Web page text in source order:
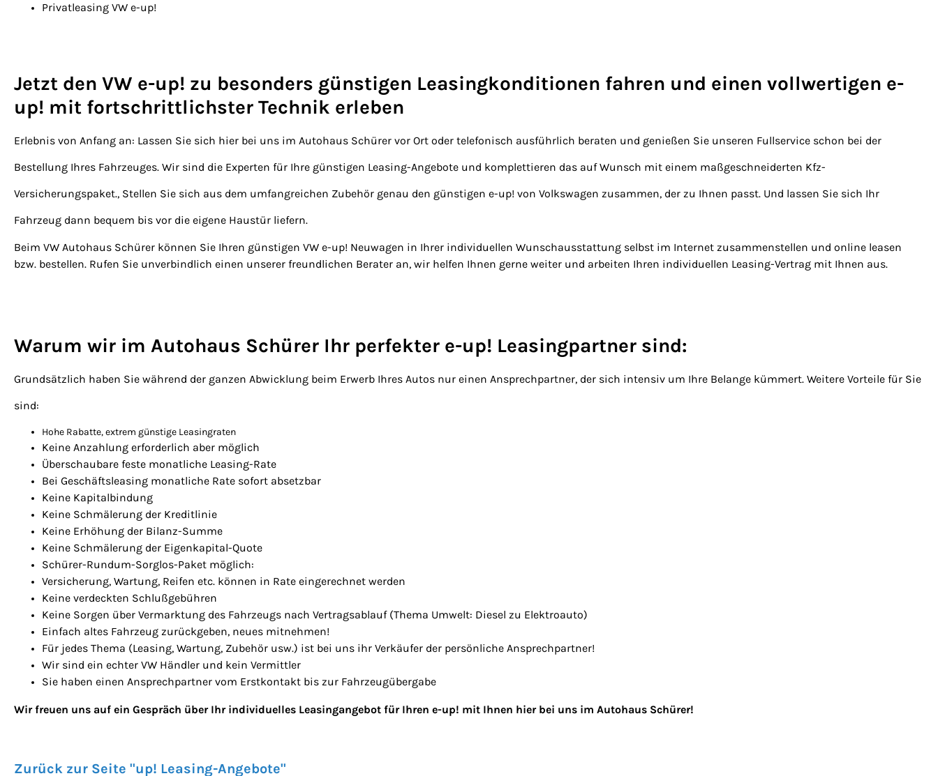
Privatleasing VW e-up!
Jetzt den VW e-up! zu besonders günstigen Leasingkonditionen fahren und einen vollwertigen e-
up! mit fortschrittlichster Technik erleben
Erlebnis von Anfang an: Lassen Sie sich hier bei uns im Autohaus Schürer vor Ort oder telefonisch ausführlich beraten und genießen Sie unseren Fullservice schon bei der
Bestellung Ihres Fahrzeuges. Wir sind die Experten für Ihre günstigen Leasing-Angebote und komplettieren das auf Wunsch mit einem maßgeschneiderten Kfz-
Versicherungspaket., Stellen Sie sich aus dem umfangreichen Zubehör genau den günstigen e-up! von Volkswagen zusammen, der zu Ihnen passt. Und lassen Sie sich Ihr
Fahrzeug dann bequem bis vor die eigene Haustür liefern.
Beim VW Autohaus Schürer können Sie Ihren günstigen VW e-up! Neuwagen in Ihrer individuellen Wunschausstattung selbst im Internet zusammenstellen und online leasen
bzw. bestellen. Rufen Sie unverbindlich einen unserer freundlichen Berater an, wir helfen Ihnen gerne weiter und arbeiten Ihren individuellen Leasing-Vertrag mit Ihnen aus.
Warum wir im Autohaus Schürer Ihr perfekter e-up! Leasingpartner sind:
Grundsätzlich haben Sie während der ganzen Abwicklung beim Erwerb Ihres Autos nur einen Ansprechpartner, der sich intensiv um Ihre Belange kümmert. Weitere Vorteile für Sie
sind:
Hohe Rabatte, extrem günstige Leasingraten
Keine Anzahlung erforderlich aber möglich
Überschaubare feste monatliche Leasing-Rate
Bei Geschäftsleasing monatliche Rate sofort absetzbar
Keine Kapitalbindung
Keine Schmälerung der Kreditlinie
Keine Erhöhung der Bilanz-Summe
Keine Schmälerung der Eigenkapital-Quote
Schürer-Rundum-Sorglos-Paket möglich:
Versicherung, Wartung, Reifen etc. können in Rate eingerechnet werden
Keine verdeckten Schlußgebühren
Keine Sorgen über Vermarktung des Fahrzeugs nach Vertragsablauf (Thema Umwelt: Diesel zu Elektroauto)
Einfach altes Fahrzeug zurückgeben, neues mitnehmen!
Für jedes Thema (Leasing, Wartung, Zubehör usw.) ist bei uns ihr Verkäufer der persönliche Ansprechpartner!
Wir sind ein echter VW Händler und kein Vermittler
Sie haben einen Ansprechpartner vom Erstkontakt bis zur Fahrzeugübergabe
Wir freuen uns auf ein Gespräch über Ihr individuelles Leasingangebot für Ihren e-up! mit Ihnen hier bei uns im Autohaus Schürer!
Zurück zur Seite "up! Leasing-Angebote"